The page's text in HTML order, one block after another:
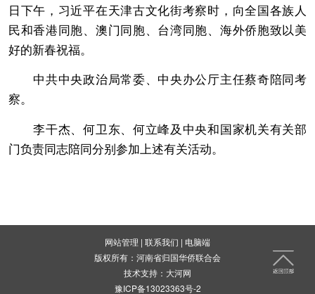
日下午，习近平在天津古文化街考察时，向全国各族人
民和香港同胞、澳门同胞、台湾同胞、海外侨胞致以美
好的新春祝福。
中共中央政治局常委、中央办公厅主任蔡奇陪同考
察。
李干杰、何卫东、何立峰及中央和国家机关有关部
门负责同志陪同分别参加上述有关活动。
网站管理 | 联系我们 | 电脑端
版权所有：河南省归国华侨联合会
技术支持： 大河网
豫ICP备13023363号-2